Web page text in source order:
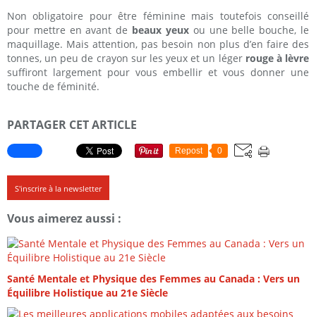
Non obligatoire pour être féminine mais toutefois conseillé
pour mettre en avant de beaux yeuxou une belle bouche, le
maquillage. Mais attention, pas besoin non plus d’en faire des
tonnes, un peu de crayon sur les yeux et un léger rouge à lèvre
suffiront largement pour vous embellir et vous donner une
touche de féminité.
PARTAGER CET ARTICLE
Repost 0
S'inscrire à la newsletter
Vous aimerez aussi :
Santé Mentale et Physique des Femmes au Canada : Vers un
Équilibre Holistique au 21e Siècle